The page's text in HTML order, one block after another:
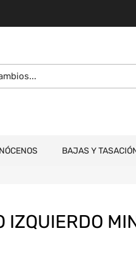
BAJAS Y
IZQUIERDO